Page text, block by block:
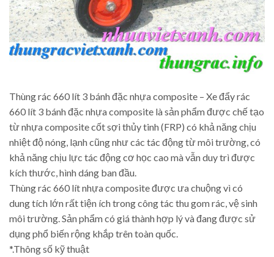
Thùng rác 660 lít 3 bánh đặc nhựa composite – Xe đẩy rác
660 lít 3 bánh đặc nhựa composite là sản phẩm được chế tạo
từ nhựa composite cốt sợi thủy tinh (FRP) có khả năng chịu
nhiệt độ nóng, lạnh cũng như các tác động từ môi trường, có
khả năng chịu lực tác động cơ học cao mà vẫn duy trì được
kích thước, hình dáng ban đầu.
Thùng rác 660 lít nhựa composite được ưa chuộng vì có
dung tích lớn rất tiện ích trong công tác thu gom rác, vệ sinh
môi trường. Sản phẩm có giá thành hợp lý và đang được sử
dụng phổ biến rộng khắp trên toàn quốc.
*.Thông số kỹ thuật